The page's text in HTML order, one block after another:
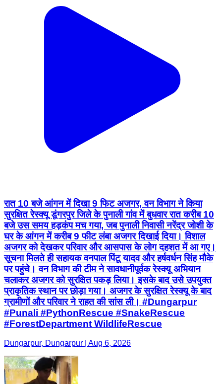
रात 10 बजे आंगन में दिखा 9 फिट अजगर, वन विभाग ने किया
सुरक्षित रेस्क्यू डूंगरपुर जिले के पुनाली गांव में बुधवार रात करीब 10
बजे उस समय हड़कंप मच गया, जब पुनाली निवासी नरेंद्र जोशी के
घर के आंगन में करीब 9 फीट लंबा अजगर दिखाई दिया। विशाल
अजगर को देखकर परिवार और आसपास के लोग दहशत में आ गए।
सूचना मिलते ही सहायक वनपाल पिंटू यादव और हर्षवर्धन सिंह मौके
पर पहुंचे। वन विभाग की टीम ने सावधानीपूर्वक रेस्क्यू अभियान
चलाकर अजगर को सुरक्षित पकड़ लिया। इसके बाद उसे उपयुक्त
प्राकृतिक स्थान पर छोड़ा गया। अजगर के सुरक्षित रेस्क्यू के बाद
ग्रामीणों और परिवार ने राहत की सांस ली। #Dungarpur
#Punali #PythonRescue #SnakeRescue
#ForestDepartment WildlifeRescue
Dungarpur, Dungarpur | Aug 6, 2026